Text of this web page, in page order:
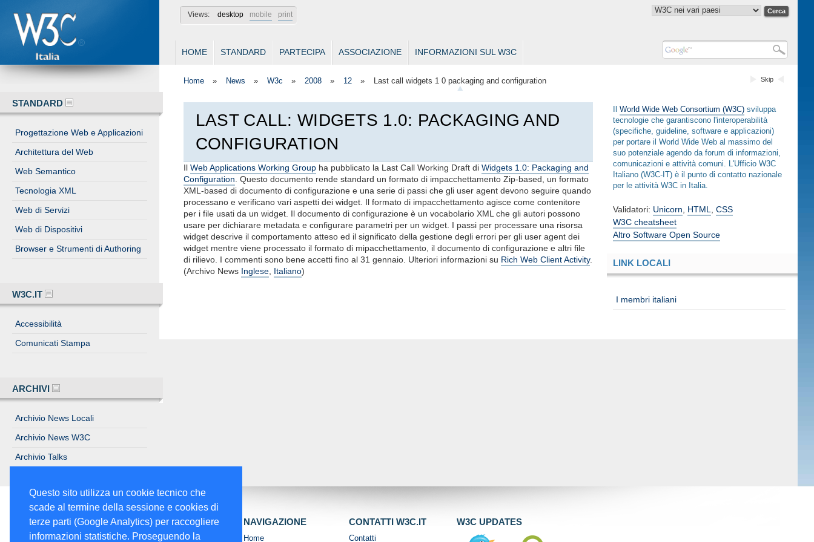
Questo sito utilizza un cookie tecnico che
scade al termine della sessione e cookies di
terze parti (Google Analytics) per raccogliere
informazioni statistiche. Proseguendo la
Views: desktop mobile print
HOME STANDARD PARTECIPA ASSOCIAZIONE INFORMAZIONI SUL W3C
STANDARD
Progettazione Web e Applicazioni
Architettura del Web
Web Semantico
Tecnologia XML
Web di Servizi
Web di Dispositivi
Browser e Strumenti di Authoring
W3C.IT
Accessibilità
Comunicati Stampa
ARCHIVI
Archivio News Locali
Archivio News W3C
Archivio Talks
Skip
Home » News » W3c » 2008 » 12 » Last call widgets 1 0 packaging and configuration
LAST CALL: WIDGETS 1.0: PACKAGING AND
CONFIGURATION
Il Web Applications Working Groupha pubblicato la Last Call Working Draft di Widgets 1.0: Packaging and
Configuration. Questo documento rende standard un formato di impacchettamento Zip-based, un formato
XML-based di documento di configurazione e una serie di passi che gli user agent devono seguire quando
processano e verificano vari aspetti dei widget. Il formato di impacchettamento agisce come contenitore
per i file usati da un widget. Il documento di configurazione è un vocabolario XML che gli autori possono
usare per dichiarare metadata e configurare parametri per un widget. I passi per processare una risorsa
widget descrive il comportamento atteso ed il significato della gestione degli errori per gli user agent dei
widget mentre viene processato il formato di mipacchettamento, il documento di configurazione e altri file
di rilievo. I commenti sono bene accetti fino al 31 gennaio. Ulteriori informazioni su Rich Web Client Activity.
(Archivo News Inglese, Italiano)
IlWorld Wide Web Consortium (W3C) sviluppa
tecnologie che garantiscono l'interoperabilità
(specifiche, guideline, software e applicazioni)
per portare il World Wide Web al massimo del
suo potenziale agendo da forum di informazioni,
comunicazioni e attività comuni. L'Ufficio W3C
Italiano (W3C-IT) è il punto di contatto nazionale
per le attività W3C in Italia.
Validatori: Unicorn HTML ,CSS
W3C cheatsheet
Altro Software Open Source
LINK LOCALI
I membri italiani
NAVIGAZIONE
Home
CONTATTI W3C.IT
Contatti
W3C UPDATES